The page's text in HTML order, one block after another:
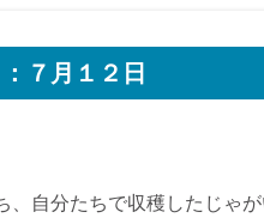
７月１２日
、自分たちで収穫したじゃ